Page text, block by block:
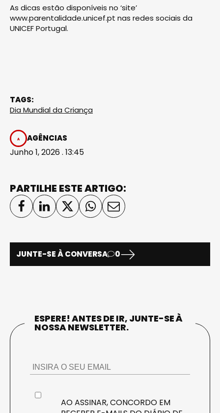
As dicas estão disponíveis no ‘site’
www.parentalidade.unicef.pt nas redes sociais da
UNICEF Portugal.
TAGS:
Dia Mundial da Criança
AGÊNCIAS
Junho 1, 2026 . 13:45
PARTILHE ESTE ARTIGO:
JUNTE-SE À CONVERSA 0
ESPERE! ANTES DE IR, JUNTE-SE À
NOSSA NEWSLETTER.
AO ASSINAR, CONCORDO EM